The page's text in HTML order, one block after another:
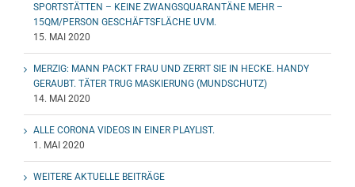
SPORTSTÄTTEN – KEINE ZWANGSQUARANTÄNE MEHR –
15QM/PERSON GESCHÄFTSFLÄCHE UVM.
15. MAI 2020
MERZIG: MANN PACKT FRAU UND ZERRT SIE IN HECKE. HANDY
GERAUBT. TÄTER TRUG MASKIERUNG (MUNDSCHUTZ)
14. MAI 2020
ALLE CORONA VIDEOS IN EINER PLAYLIST.
1. MAI 2020
WEITERE AKTUELLE BEITRÄGE